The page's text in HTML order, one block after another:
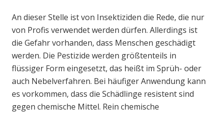
An dieser Stelle ist von Insektiziden die Rede, die nur
von Profis verwendet werden dürfen. Allerdings ist
die Gefahr vorhanden, dass Menschen geschädigt
werden. Die Pestizide werden größtenteils in
flüssiger Form eingesetzt, das heißt im Sprüh- oder
auch Nebelverfahren. Bei häufiger Anwendung kann
es vorkommen, dass die Schädlinge resistent sind
gegen chemische Mittel. Rein chemische